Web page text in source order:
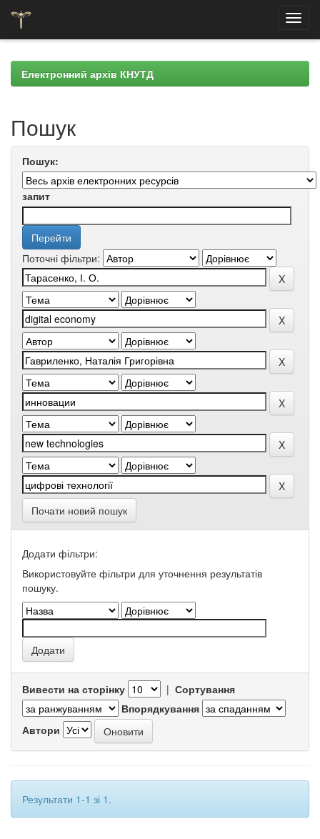
navigationЕлектронний архів КНУТД
Пошук
Пошук:
запит
Поточні фільтри:
Почати новий пошук
Додати фільтри:
Використовуйте фільтри для уточнення результатів
пошуку.
Вивести на сторінку | Сортування
Впорядкування
Автори
Результати 1-1 зі 1.